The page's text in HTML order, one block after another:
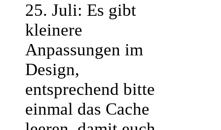
25. Juli: Es gibt
kleinere
Anpassungen im
Design,
entsprechend bitte
einmal das Cache